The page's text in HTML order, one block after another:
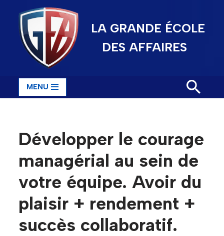
Aller
contenu
LA GRANDE ÉCOLE
DES AFFAIRES
MENU
Développer le courage
managérial au sein de
votre équipe. Avoir du
plaisir + rendement +
succès collaboratif.